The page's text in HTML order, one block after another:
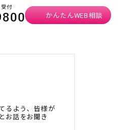
付
かんたんWEB相談
るよう、皆様が
お話をお聞き